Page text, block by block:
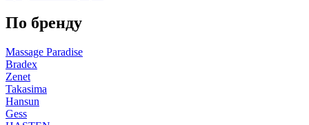
По бренду
Massage Paradise
Bradex
Zenet
Takasima
Hansun
Gess